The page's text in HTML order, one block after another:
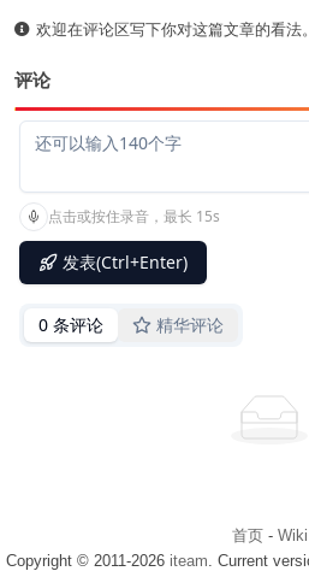
欢迎在评论区写下你对这篇文章的看法。
评论
首页- Wiki
Copyright © 2011-2026 iteam. Current